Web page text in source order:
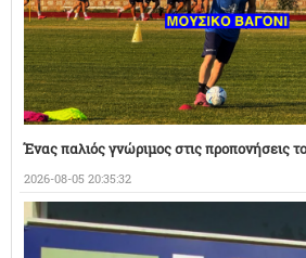
Ένας παλιός γνώριμος στις προπονήσεις
2026-08-05 20:35:32